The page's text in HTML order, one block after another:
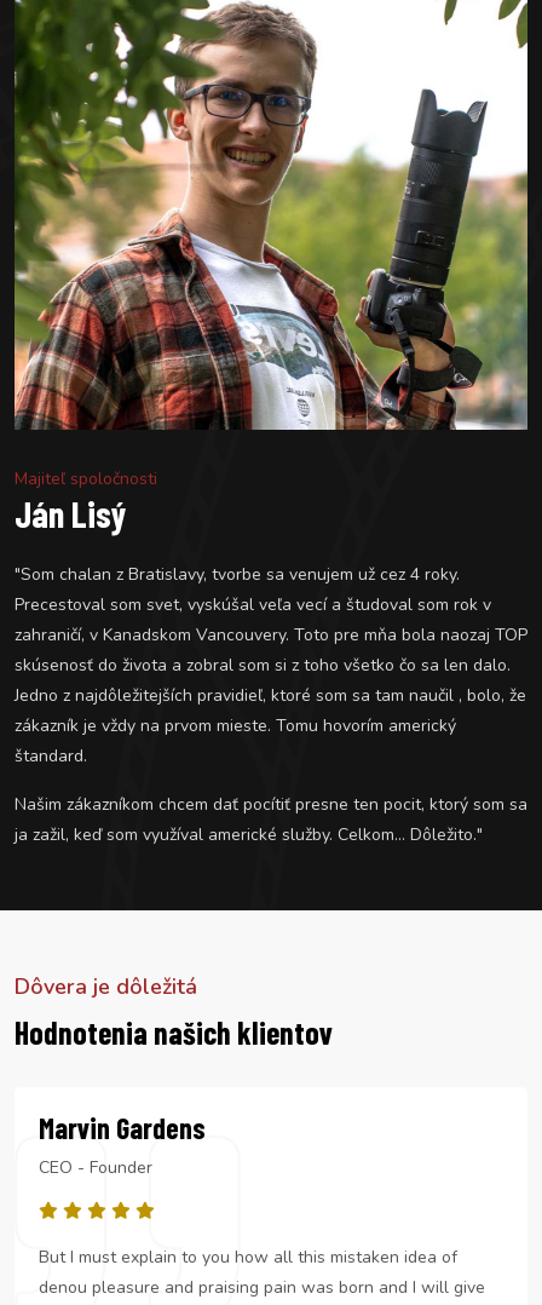
Majiteľ spoločnosti
Ján Lisý
"Som chalan z Bratislavy, tvorbe sa venujem už cez 4 roky.
Precestoval som svet, vyskúšal veľa vecí a študoval som rok v
zahraničí, v Kanadskom Vancouvery. Toto pre mňa bola naozaj TOP
skúsenosť do života a zobral som si z toho všetko čo sa len dalo.
Jedno z najdôležitejších pravidieľ, ktoré som sa tam naučil , bolo, že
zákazník je vždy na prvom mieste. Tomu hovorím americký
štandard.
Našim zákazníkom chcem dať pocítiť presne ten pocit, ktorý som sa
ja zažil, keď som využíval americké služby. Celkom... Dôležito."
Dôvera je dôležitá
Hodnotenia našich klientov
of
I will give
Mary Christmas
But I must explain to you how all this mistaken
denou pleasure and praising pain was born